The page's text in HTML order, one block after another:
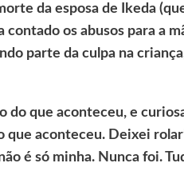
da esposa de Ikeda
os abusos para a
parte da culpa na
do que aconteceu, e
que aconteceu. Deixei
é só minha. Nunca foi.